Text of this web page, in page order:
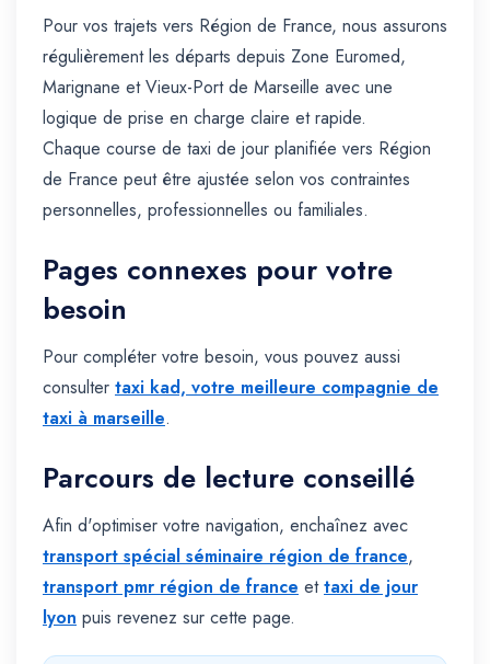
Pour vos trajets vers Région de France, nous assurons
régulièrement les départs depuis Zone Euromed,
Marignane et Vieux-Port de Marseille avec une
logique de prise en charge claire et rapide.
Chaque course de taxi de jour planifiée vers Région
de France peut être ajustée selon vos contraintes
personnelles, professionnelles ou familiales.
Pages connexes pour votre
besoin
Pour compléter votre besoin, vous pouvez aussi
consulter taxi kad, votre meilleure compagnie de
taxi à marseille.
Parcours de lecture conseillé
Afin d'optimiser votre navigation, enchaînez avec
transport spécial séminaire région de france,
transport pmr région de france ettaxi de jour
lyon puis revenez sur cette page.